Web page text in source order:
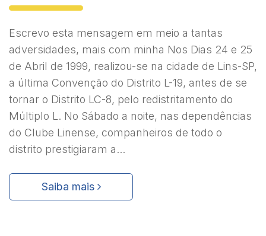
Escrevo esta mensagem em meio a tantas
adversidades, mais com minha Nos Dias 24 e 25
de Abril de 1999, realizou-se na cidade de Lins-SP,
a última Convenção do Distrito L-19, antes de se
tornar o Distrito LC-8, pelo redistritamento do
Múltiplo L. No Sábado a noite, nas dependências
do Clube Linense, companheiros de todo o
distrito prestigiaram a...
Saiba mais